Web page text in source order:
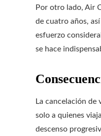
Por otro lado, Air
de cuatro años,
esfuerzo
se hace
La cancelación
solo a quienes
descenso